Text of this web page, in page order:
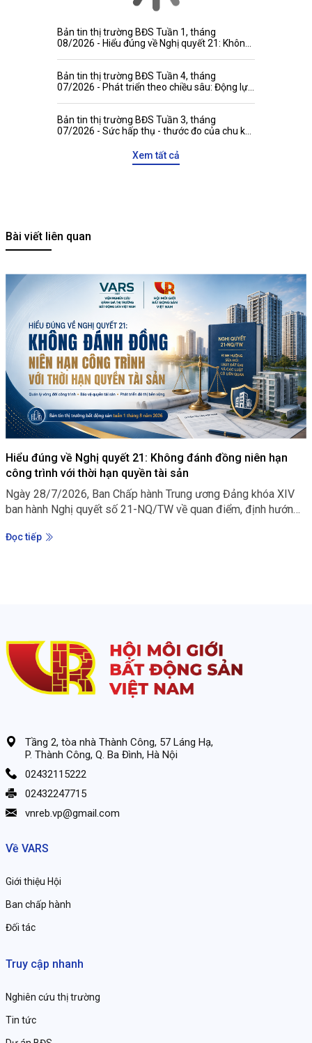
Bản tin thị trường BĐS Tuần 1, tháng
08/2026 - Hiểu đúng về Nghị quyết 21: Không
Bản tin thị trường BĐS Tuần 4, tháng
07/2026 - Phát triển theo chiều sâu: Động lực
Bản tin thị trường BĐS Tuần 3, tháng
07/2026 - Sức hấp thụ - thước đo của chu kỳ
Xem tất cả
Bài viết liên quan
Hiểu đúng về Nghị quyết 21: Không đánh đồng niên hạn
công trình với thời hạn quyền tài sản
Ngày 28/7/2026, Ban Chấp hành Trung ương Đảng khóa XIV
ban hành Nghị quyết số 21-NQ/TW về quan điểm, định hướng
một định hướng nhằm tiếp tục hoàn thiện cơ chế khai thác
Đọc tiếp
Tầng 2, tòa nhà Thành Công, 57 Láng Hạ,
P. Thành Công, Q. Ba Đình, Hà Nội
02432115222
02432247715
vnreb.vp@gmail.com
Về VARS
Giới thiệu Hội
Ban chấp hành
Đối tác
Truy cập nhanh
Nghiên cứu thị trường
Tin tức